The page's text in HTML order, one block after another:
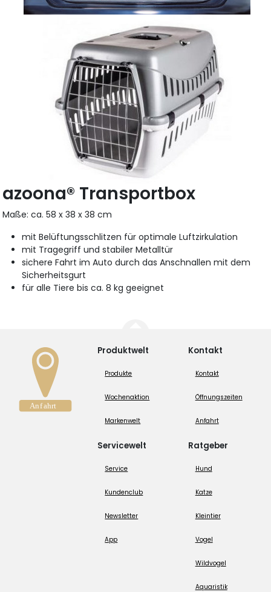
azoona® Transportbox
Maße: ca. 58 x 38 x 38 cm
mit Belüftungsschlitzen für optimale Luftzirkulation
mit Tragegriff und stabiler Metalltür
sichere Fahrt im Auto durch das Anschnallen mit dem
Sicherheitsgurt
für alle Tiere bis ca. 8 kg geeignet
Produktwelt
Produkte
Wochenaktion
Markenwelt
Servicewelt
Service
Kundenclub
Newsletter
App
Kontakt
Kontakt
Öffnungszeiten
Anfahrt
Ratgeber
Hund
Katze
Kleintier
Vogel
Wildvogel
Aquaristik